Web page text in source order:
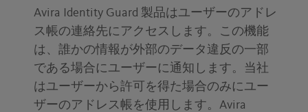
Avira Identity Guard 製品はユーザーのアドレ
ス帳の連絡先にアクセスします。この機能
は、誰かの情報が外部のデータ違反の一部
である場合にユーザーに通知します。当社
はユーザーから許可を得た場合のみにユー
ザーのアドレス帳を使用します。Avira